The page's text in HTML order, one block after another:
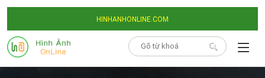
HINHANHONLINE.COM